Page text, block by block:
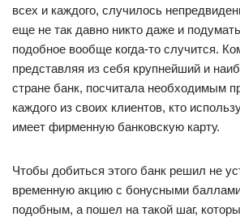
всех и каждого, случилось
еще не так давно никто даже и
подобное вообще когда-то случится.
представляя из себя крупнейший и
стране банк, посчитала необходимым
каждого из своих клиентов, кто
имеет фирменную банковскую карту.
Чтобы добиться этого банк решил не
временную акцию с бонусными
подобным, а пошел на такой шаг,